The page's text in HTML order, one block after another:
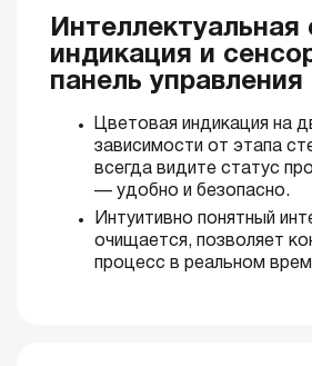
Интеллектуальная
индикация и
панель управления
Цветовая индикация на
зависимости от этапа
всегда видите статус
— удобно и безопасно.
Интуитивно понятный
очищается, позволяет
процесс в реальном